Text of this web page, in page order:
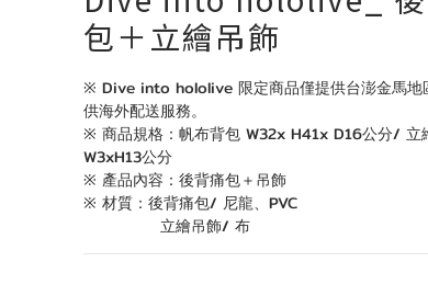
包＋立繪吊飾
※ Dive into hololive 限定商品僅提供台澎金馬地
供海外配送服務。
※ 商品規格：帆布背包 W32x H41x D16公分/ 立
W3xH13公分
※ 產品內容：後背痛包＋吊飾
※ 材質：後背痛包/ 尼龍、PVC
              立繪吊飾/ 布